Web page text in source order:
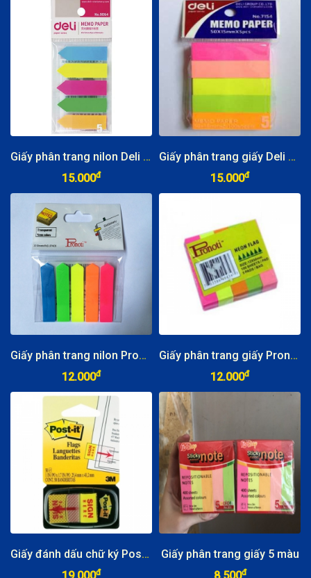
Giấy phân trang nilon Deli 5 màu
15.000đ
Giấy phân trang giấy Deli 5 màu
15.000đ
Giấy phân trang nilon Pronoti 5 màu
12.000đ
Giấy phân trang giấy Pronoti 5 màu
12.000đ
Giấy đánh dấu chữ ký Post-it Sige Here
19.000đ
Giấy phân trang giấy 5 màu
8.500đ